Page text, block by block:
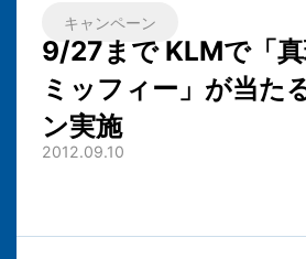
キャンペーン
9/27まで KLMで「
ミッフィー」が当た
ン実施
2012.09.10